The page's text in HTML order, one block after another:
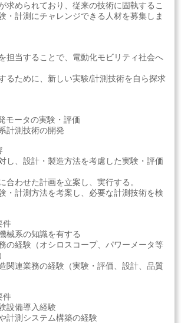
求められており、従来の技術に固執するこ
・計測にチャレンジできる人材を募集しま
担当することで、電動化モビリティ社会へ
るために、新しい実験/計測技術を自ら探求
モータの実験・評価
計測技術の開発
し、設計・製造方法を考慮した実験・評価
合わせた計画を立案し、実行する。
・計測方法を考案し、必要な計測技術を検
件
械系の知識を有する
の経験（オシロスコープ、パワーメータ等
関連業務の経験（実験・評価、設計、品質
件
設備導入経験
計測システム構築の経験